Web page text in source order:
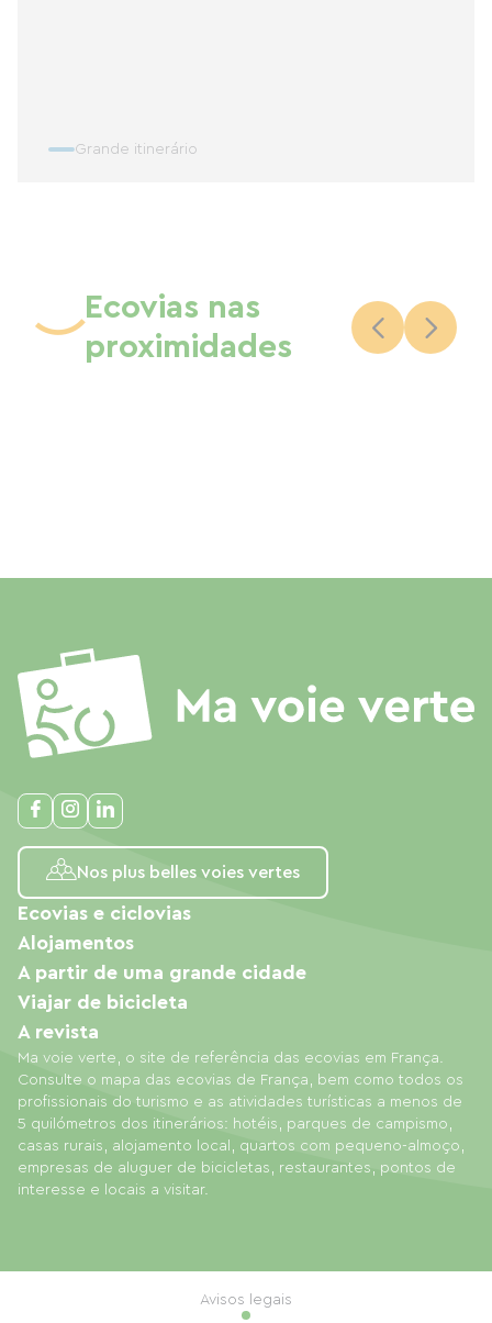
Grande itinerário
Ecovias nas
proximidades
Nos plus belles voies vertes
Ma voie verte, o site de referência das ecovias em França.
Consulte o mapa das ecovias de França, bem como todos os
profissionais do turismo e as atividades turísticas a menos de
5 quilómetros dos itinerários: hotéis, parques de campismo,
casas rurais, alojamento local, quartos com pequeno-almoço,
empresas de aluguer de bicicletas, restaurantes, pontos de
interesse e locais a visitar.
Ecovias e ciclovias
Alojamentos
A partir de uma grande cidade
Viajar de bicicleta
A revista
Avisos legais